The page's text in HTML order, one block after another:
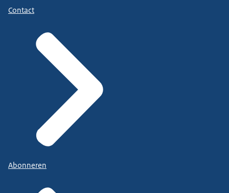
Contact
Abonneren